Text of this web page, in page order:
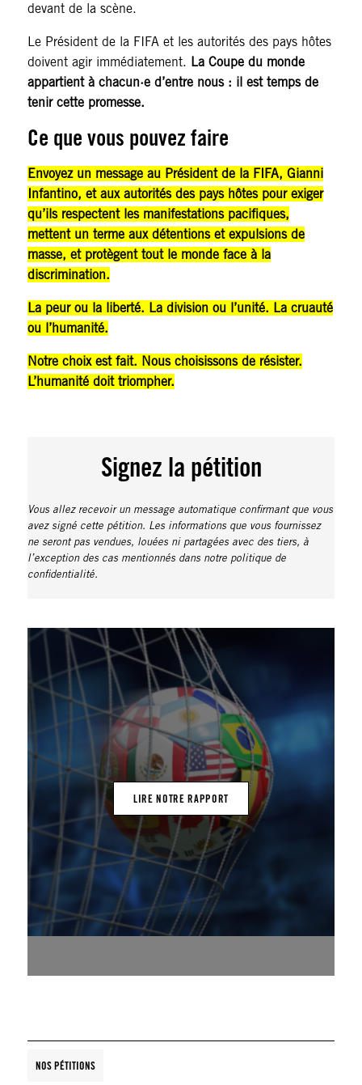
devant de la scène.
Le Président de la FIFA et les autorités des pays hôtes
doivent agir immédiatement. La Coupe du monde
appartient à chacun·e d’entre nous : il est temps de
tenir cette promesse.
Ce que vous pouvez faire
Envoyez un message au Président de la FIFA, Gianni
Infantino, et aux autorités des pays hôtes pour exiger
qu’ils respectent les manifestations pacifiques,
mettent un terme aux détentions et expulsions de
masse, et protègent tout le monde face à la
discrimination.
La peur ou la liberté. La division ou l’unité. La cruauté
ou l’humanité.
Notre choix est fait. Nous choisissons de résister.
L’humanité doit triompher.
Signez la pétition
Vous allez recevoir un message automatique confirmant que vous
avez signé cette pétition. Les informations que vous fournissez
ne seront pas vendues, louées ni partagées avec des tiers, à
l’exception des cas mentionnés dans notre politique de
confidentialité.
LIRE NOTRE RAPPORT
NOS PÉTITIONS